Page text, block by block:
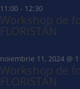
11:00 - 12:30
Workshop de
FLORISTÁN
noiembrie 11, 2024 @
Workshop de
FLORISTÁN